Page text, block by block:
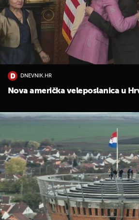
DNEVNIK.HR
Nova američka veleposlanica u
UKLJUČITE